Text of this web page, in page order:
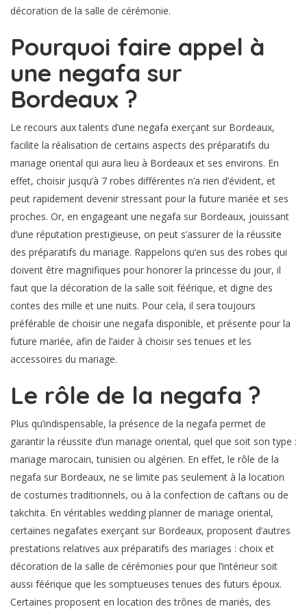
décoration de la salle de cérémonie.
Pourquoi faire appel à
une negafa sur
Bordeaux ?
Le recours aux talents d’une negafa exerçant sur Bordeaux,
facilite la réalisation de certains aspects des préparatifs du
mariage oriental qui aura lieu à Bordeaux et ses environs. En
effet, choisir jusqu’à 7 robes différentes n’a rien d’évident, et
peut rapidement devenir stressant pour la future mariée et ses
proches. Or, en engageant une negafa sur Bordeaux, jouissant
d’une réputation prestigieuse, on peut s’assurer de la réussite
des préparatifs du mariage. Rappelons qu’en sus des robes qui
doivent être magnifiques pour honorer la princesse du jour, il
faut que la décoration de la salle soit féérique, et digne des
contes des mille et une nuits. Pour cela, il sera toujours
préférable de choisir une negafa disponible, et présente pour la
future mariée, afin de l’aider à choisir ses tenues et les
accessoires du mariage.
Le rôle de la negafa ?
Plus qu’indispensable, la présence de la negafa permet de
garantir la réussite d’un mariage oriental, quel que soit son type :
mariage marocain, tunisien ou algérien. En effet, le rôle de la
negafa sur Bordeaux, ne se limite pas seulement à la location
de costumes traditionnels, ou à la confection de caftans ou de
takchita. En véritables wedding planner de mariage oriental,
certaines negafates exerçant sur Bordeaux, proposent d’autres
prestations relatives aux préparatifs des mariages : choix et
décoration de la salle de cérémonies pour que l’intérieur soit
aussi féérique que les somptueuses tenues des futurs époux.
Certaines proposent en location des trônes de mariés, des